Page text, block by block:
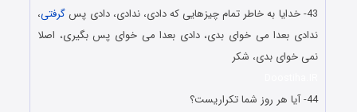
43- خدایا به خاطر تمام چیزهایی که دادی، ندادی، دادی پس
گرفتی،
ندادی بعدا می خوای بدی، دادی بعدا می خوای پس بگیری، اصلا
نمی خوای بدی، شکر
44- آیا هر روز شما تکراریست؟